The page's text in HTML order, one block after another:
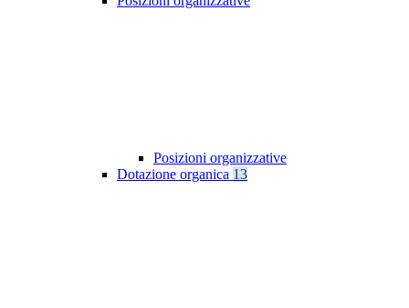
Posizioni organizzative
Dotazione organica 13